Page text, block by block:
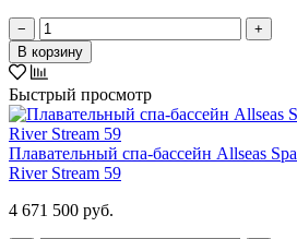
−
+
В корзину
Быстрый просмотр
Плавательный спа-бассейн Allseas Spa
River Stream 59
4 671 500 руб.